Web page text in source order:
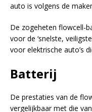
auto is volgens de
De zogeheten flowcell-
voor de ‘snelste,
voor elektrische auto’s
Batterij
De prestaties van de
vergelijkbaar met die